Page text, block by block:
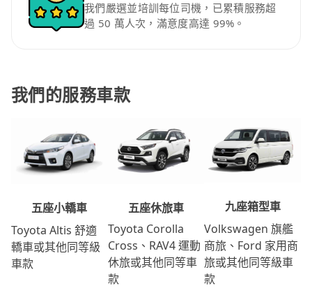
我們嚴選並培訓每位司機，已累積服務超
過 50 萬人次，滿意度高達 99%。
我們的服務車款
五座小轎車
Toyota Altis 舒適
轎車或其他同等級
車款
五座休旅車
Toyota Corolla
Cross、RAV4 運動
休旅或其他同等車
款
九座箱型車
Volkswagen 旗艦
商旅、Ford 家用商
旅或其他同等級車
款